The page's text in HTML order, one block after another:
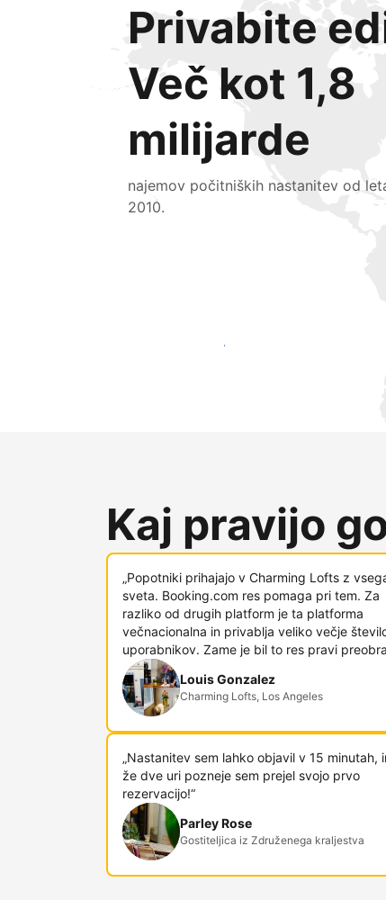
Privabite
Več kot 1,8
milijarde
najemov počitniških nastanitev od
2010.
Pridobite nove goste še danes
Kaj pravijo
„Popotniki prihajajo v Charming Lofts z
sveta. Booking.com res pomaga pri tem. Za
razliko od drugih platform je ta platforma
večnacionalna in privablja veliko večje
uporabnikov. Zame je bil to res pravi
Louis Gonzalez
Charming Lofts, Los Angeles
„Nastanitev sem lahko objavil v 15 minutah,
že dve uri pozneje sem prejel svojo prvo
rezervacijo!“
Parley Rose
Gostiteljica iz Združenega kraljestva